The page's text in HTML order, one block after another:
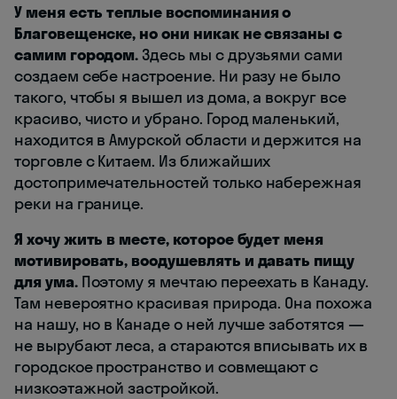
У меня есть теплые воспоминания о
Благовещенске, но они никак не связаны с
самим городом. Здесь мы с друзьями сами
создаем себе настроение. Ни разу не было
такого, чтобы я вышел из дома, а вокруг все
красиво, чисто и убрано. Город маленький,
находится в Амурской области и держится на
торговле с Китаем. Из ближайших
достопримечательностей только набережная
реки на границе.
Я хочу жить в месте, которое будет меня
мотивировать, воодушевлять и давать пищу
для ума.Поэтому я мечтаю переехать в Канаду.
Там невероятно красивая природа. Она похожа
на нашу, но в Канаде о ней лучше заботятся —
не вырубают леса, а стараются вписывать их в
городское пространство и совмещают с
низкоэтажной застройкой.